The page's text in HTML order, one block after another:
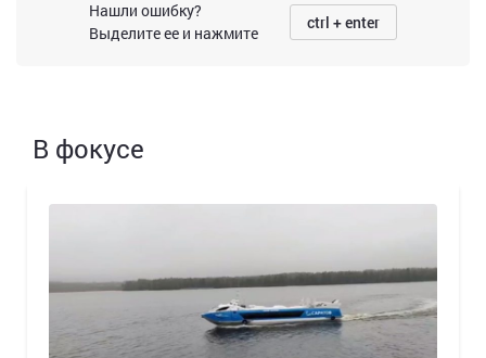
Нашли ошибку?
Выделите ее и нажмите
ctrl + enter
В фокусе